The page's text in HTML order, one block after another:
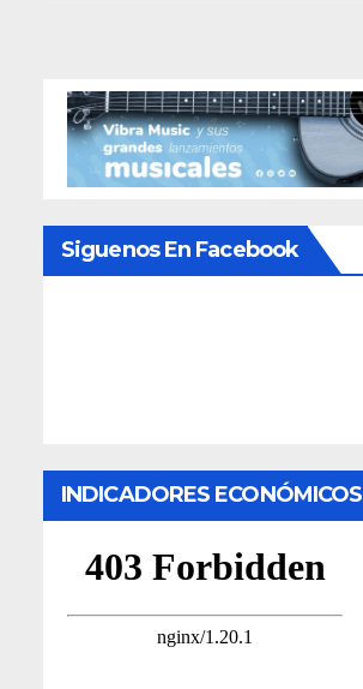
Siguenos En Facebook
INDICADORES ECONÓMICOS